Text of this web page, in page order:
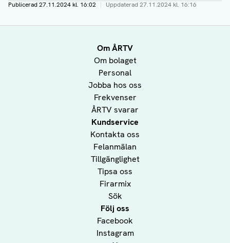
Publicerad27.11.2024 kl. 16:02 | Uppdaterad27.11.2024 kl. 16:16
Om ÅRTV
Om bolaget
Personal
Jobba hos oss
Frekvenser
ÅRTV svarar
Kundservice
Kontakta oss
Felanmälan
Tillgänglighet
Tipsa oss
Firarmix
Sök
Följ oss
Facebook
Instagram